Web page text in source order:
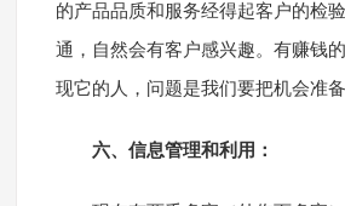
的产品品质和服务经得起客户的检
通，自然会有客户感兴趣。有赚钱
现它的人，问题是我们要把机会准备
六、信息管理和利用：